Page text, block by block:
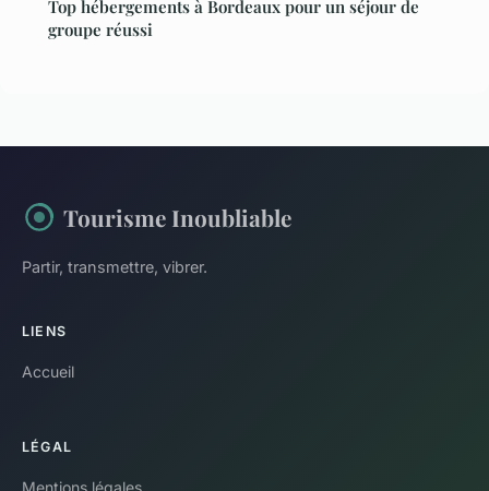
Top hébergements à Bordeaux pour un séjour de
groupe réussi
Tourisme Inoubliable
Partir, transmettre, vibrer.
LIENS
Accueil
LÉGAL
Mentions légales